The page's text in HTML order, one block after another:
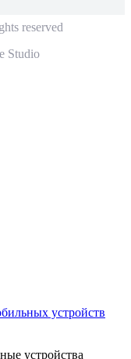
reserved
Studio
устройств
устройства